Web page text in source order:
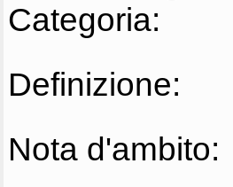
Categoria:
Definizione:
Nota d'ambito: